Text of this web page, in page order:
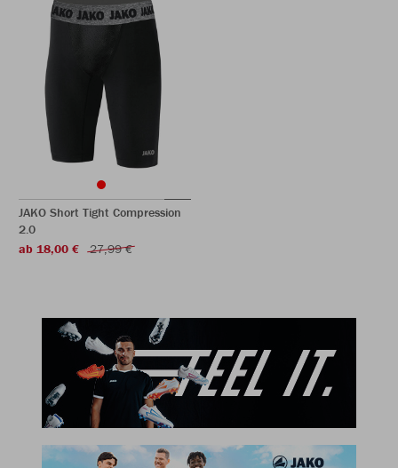
JAKO Short Tight Compression
2.0
ab 18,00 €
27,99 €